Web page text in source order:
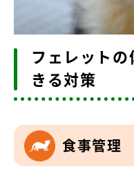
フェレット
きる対策
食事管理